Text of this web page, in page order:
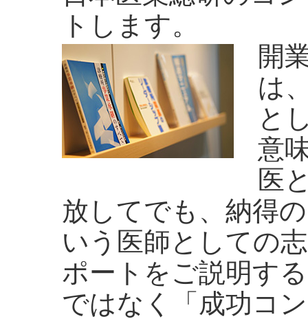
トします。
開
は
と
意
医
放してでも、納得
いう医師としての
ポートをご説明す
ではなく「成功コ